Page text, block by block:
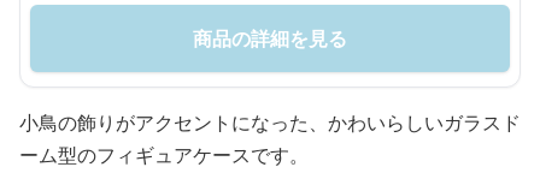
商品の詳細を見る
小鳥の飾りがアクセントになった、かわいらしいガラスド
ーム型のフィギュアケースです。